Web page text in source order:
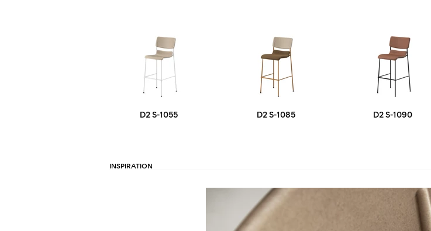
D2 S-1055 D2 S-1085 D2 S-1090
INSPIRATION